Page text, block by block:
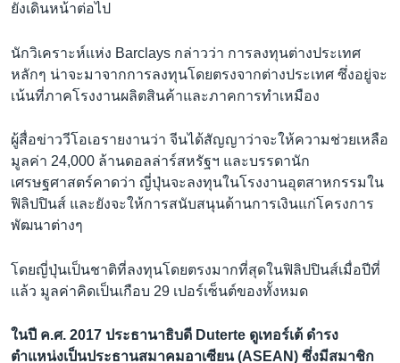
ยังเดินหน้าต่อไป
นักวิเคราะห์เเห่ง Barclays กล่าวว่า การลงทุนต่างประเทศ
หลักๆ น่าจะมาจากการลงทุนโดยตรงจากต่างประเทศ ซึ่งอยู่จะ
เน้นที่ภาคโรงงานผลิตสินค้าและภาคการทำเหมือง
ผู้สื่อข่าววีโอเอรายงานว่า จีนได้สัญญาว่าจะให้ความช่วยเหลือ
มูลค่า 24,000 ล้านดอลล่าร์สหรัฐฯ และบรรดานัก
เศรษฐศาสตร์คาดว่า ญี่ปุ่นจะลงทุนในโรงงานอุตสาหกรรมใน
ฟิลิปปินส์ และยังจะให้การสนับสนุนด้านการเงินแก่โครงการ
พัฒนาต่างๆ
โดยญี่ปุ่นเป็นชาติที่ลงทุนโดยตรงมากที่สุดในฟิลิปปินส์เมื่อปีที่
แล้ว มูลค่าคิดเป็นเกือบ 29 เปอร์เซ็นต์ของทั้งหมด
ในปี ค.ศ. 2017 ประธานาธิบดี Duterte ดูเทอร์เต้ ดำรง
ตำแหน่งเป็นประธานสมาคมอาเซียน (ASEAN) ซึ่งมีสมาชิก